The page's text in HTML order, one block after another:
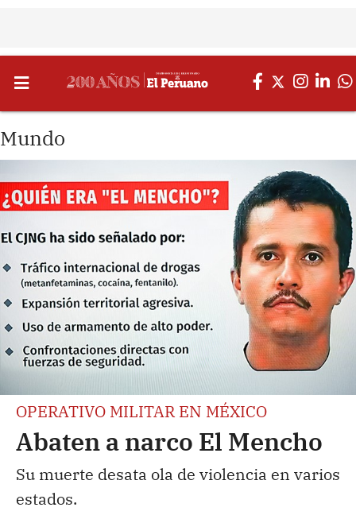
Mundo
OPERATIVO MILITAR EN MÉXICO
Abaten a narco El Mencho
Su muerte desata ola de violencia en varios
estados.